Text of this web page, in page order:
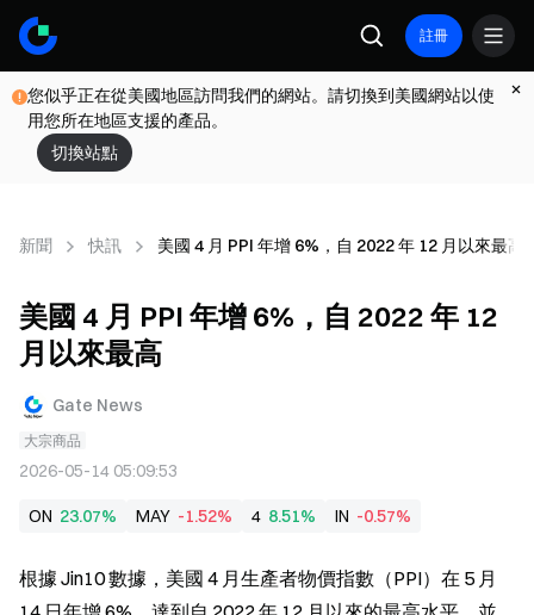
註冊
您似乎正在從美國地區訪問我們的網站。請切換到美國網站以使
用您所在地區支援的產品。
切換站點
新聞 快訊 美國 4 月 PPI 年增 6%，自 2022 年 12 月以來最高
美國 4 月 PPI 年增 6%，自 2022 年 12
月以來最高
Gate News
大宗商品
2026-05-14 05:09:53
ON 23.07% MAY -1.52% 4 8.51% IN -0.57%
根據 Jin10 數據，美國 4 月生產者物價指數（PPI）在 5 月